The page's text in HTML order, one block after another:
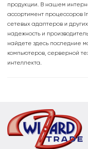
продукции. В нашем
ассортимент процессоров
сетевых адаптеров и
надежность и
найдете здесь последние
компьютеров, серверной
интеллекта.